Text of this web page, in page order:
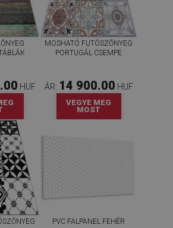
HUF
MOSHATÓ FUTÓSZŐNYEG
PORTUGÁL CSEMPE
ÁR: 14 900.00 HUF
VEGYE MEG
MOST
PVC FALPANEL FEHÉR